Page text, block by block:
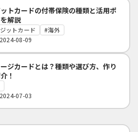
トカードの付帯保険の種類と活用ポ
解説
ットカード
海外
08-09
ジカードとは？種類や選び方、作り
！
07-03